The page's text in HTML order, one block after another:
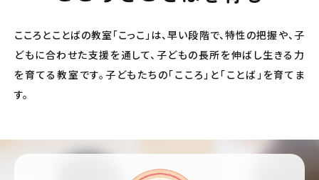
こころとことばの教室「こっこ」は、早い段階で、特性の把握や、子
どもに合わせた支援を通して、子どもの長所を伸ばし生きる力
を育てる教室です。子どもたちの「こころ」と「ことば」を育てま
す。